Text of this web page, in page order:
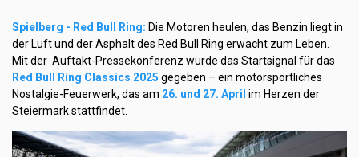
Spielberg - Red Bull Ring: Die Motoren heulen, das Benzin liegt in
der Luft und der Asphalt des Red Bull Ring erwacht zum Leben.
Mit der Auftakt-Pressekonferenz wurde das Startsignal für das
Red Bull Ring Classics 2025 gegeben – ein motorsportliches
Nostalgie-Feuerwerk, das am 26. und 27. April im Herzen der
Steiermark stattfindet.